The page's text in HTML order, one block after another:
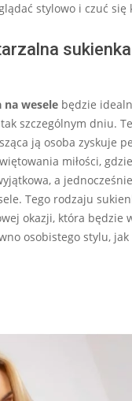
stylowo i czuć się
wesele będzie
szczególnym dniu.
ją osoba zyskuje
miłości,
a
Tego rodzaju
okazji, która będzie
osobistego stylu,